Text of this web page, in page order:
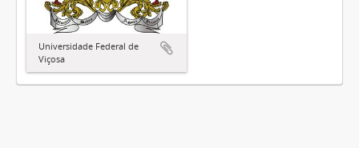
Universidade Federal de
Viçosa